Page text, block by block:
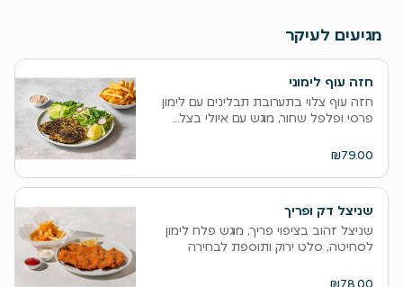
מגיעים לעיקר
חזה עוף לימוני
חזה עוף צלוי בתערובת תבלינים עם לימון
פרסי ופלפל שחור, מוגש עם איולי בצל...
₪79.00
שניצל דק ופריך
שניצל זהוב בציפוי פריך, מוגש פלח לימון
לסחיטה, סלט ירוק ותוספת לבחירה
₪78.00